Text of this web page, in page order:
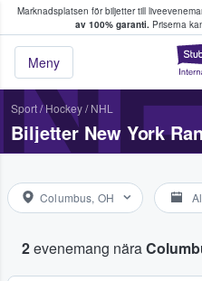
Marknadsplatsen för biljetter till
av 100% garanti. Priserna
Meny
köper och säljer
Sport/Hockey/ NHL
Biljetter New York
Columbus, OH
2evenemang nära